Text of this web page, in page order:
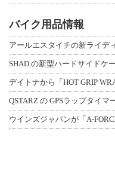
バイク用品情報
SHAD の新型ハードサイドケ
デイトナから「HOT GRIP
QSTARZ の GPSラップタイ
ウインズジャパンが「A-